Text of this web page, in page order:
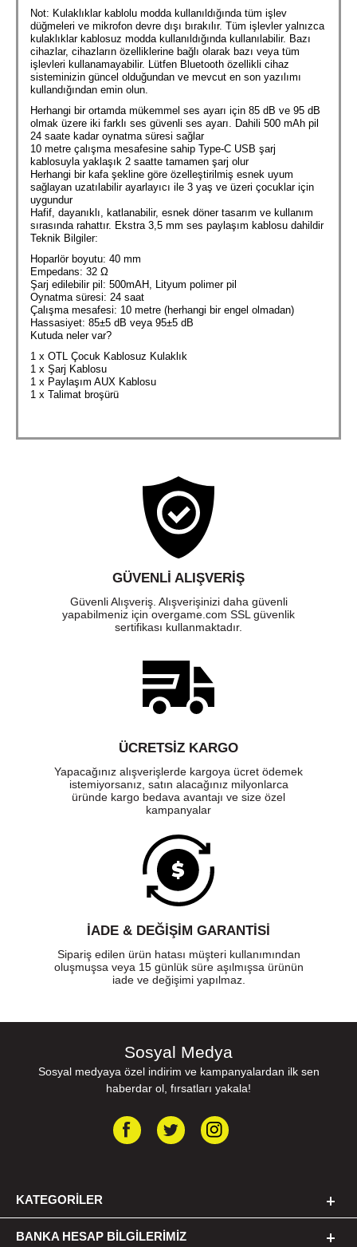
Not: Kulaklıklar kablolu modda kullanıldığında tüm işlev
düğmeleri ve mikrofon devre dışı bırakılır. Tüm işlevler yalnızca
kulaklıklar kablosuz modda kullanıldığında kullanılabilir. Bazı
cihazlar, cihazların özelliklerine bağlı olarak bazı veya tüm
işlevleri kullanamayabilir. Lütfen Bluetooth özellikli cihaz
sisteminizin güncel olduğundan ve mevcut en son yazılımı
kullandığından emin olun.
Herhangi bir ortamda mükemmel ses ayarı için 85 dB ve 95 dB
olmak üzere iki farklı ses güvenli ses ayarı. Dahili 500 mAh pil
24 saate kadar oynatma süresi sağlar
10 metre çalışma mesafesine sahip Type-C USB şarj
kablosuyla yaklaşık 2 saatte tamamen şarj olur
Herhangi bir kafa şekline göre özelleştirilmiş esnek uyum
sağlayan uzatılabilir ayarlayıcı ile 3 yaş ve üzeri çocuklar için
uygundur
Hafif, dayanıklı, katlanabilir, esnek döner tasarım ve kullanım
sırasında rahattır. Ekstra 3,5 mm ses paylaşım kablosu dahildir
Teknik Bilgiler:
Hoparlör boyutu: 40 mm
Empedans: 32 Ω
Şarj edilebilir pil: 500mAH, Lityum polimer pil
Oynatma süresi: 24 saat
Çalışma mesafesi: 10 metre (herhangi bir engel olmadan)
Hassasiyet: 85±5 dB veya 95±5 dB
Kutuda neler var?
1 x OTL Çocuk Kablosuz Kulaklık
1 x Şarj Kablosu
1 x Paylaşım AUX Kablosu
1 x Talimat broşürü
GÜVENLI ALIŞVERIŞ
Güvenli Alışveriş. Alışverişinizi daha güvenli
yapabilmeniz için overgame.com SSL güvenlik
sertifikası kullanmaktadır.
ÜCRETSIZ KARGO
Yapacağınız alışverişlerde kargoya ücret ödemek
istemiyorsanız, satın alacağınız milyonlarca
üründe kargo bedava avantajı ve size özel
kampanyalar
İADE & DEĞİŞİM GARANTİSİ
Sipariş edilen ürün hatası müşteri kullanımından
oluşmuşsa veya 15 günlük süre aşılmışsa ürünün
iade ve değişimi yapılmaz.
Sosyal Medya
Sosyal medyaya özel indirim ve kampanyalardan ilk sen
haberdar ol, fırsatları yakala!
KATEGORILER
BANKA HESAP BILGILERIMIZ